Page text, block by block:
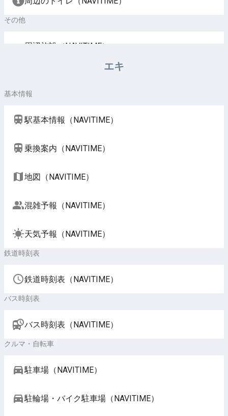
その他
周辺施設（NAVITIME）
エキ
基本情報
駅基本情報（NAVITIME）
乗換案内（NAVITIME）
地図（NAVITIME）
混雑予報（NAVITIME）
天気予報（NAVITIME）
鉄道時刻表
鉄道時刻表（NAVITIME）
バス時刻表
バス時刻表（NAVITIME）
クルマ・自転車
駐車場（NAVITIME）
駐輪場・バイク駐車場（NAVITIME）